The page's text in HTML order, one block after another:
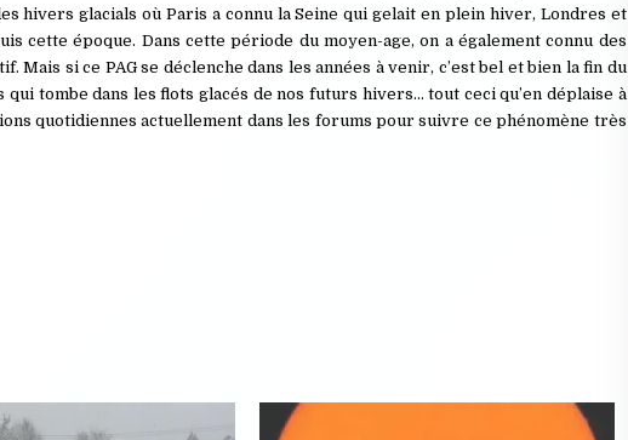
hivers glacials où Paris a connu la Seine qui gelait en plein hiver, Londres et
cette époque. Dans cette période du moyen-age, on a également connu des
si ce PAG se déclenche dans les années à venir, c’est bel et bien la fin du
tombe dans les flots glacés de nos futurs hivers… tout ceci qu’en déplaise à
quotidiennes actuellement dans les forums pour suivre ce phénomène très